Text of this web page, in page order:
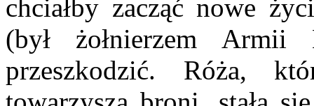
chciałby zacząć nowe
(był żołnierzem
przeszkodzić. Róża,